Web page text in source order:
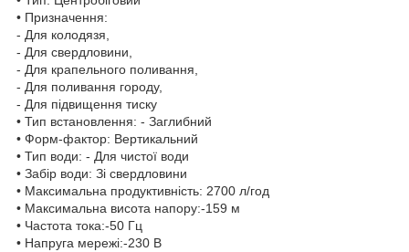
• Призначення:
- Для колодязя,
- Для свердловини,
- Для крапельного поливання,
- Для поливання городу,
- Для підвищення тиску
• Тип встановлення: - Заглибний
• Форм-фактор: Вертикальний
• Тип води: - Для чистої води
• Забір води: Зі свердловини
• Максимальна продуктивність: 2700 л/год
• Максимальна висота напору:-159 м
• Частота тока:-50 Гц
• Напруга мережі:-230 В